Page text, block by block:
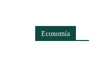
Economía